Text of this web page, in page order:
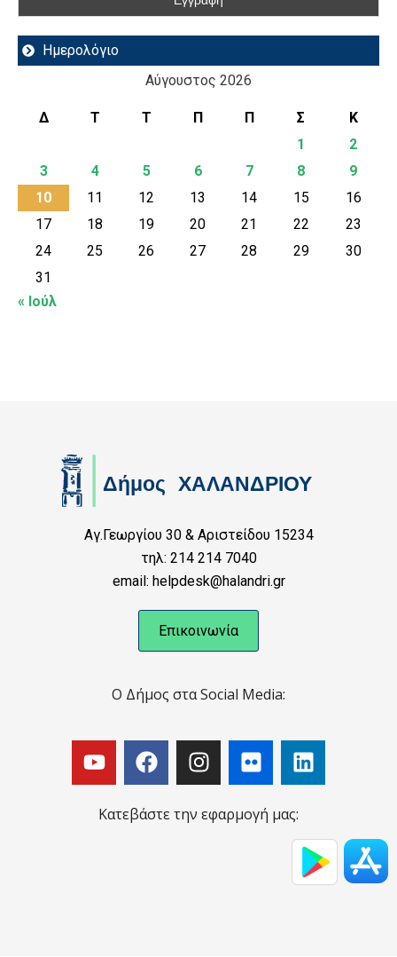
Ημερολόγιο
Αύγουστος 2026
Δ Τ Τ Π Π Σ
Κ
1
2
3
4 5 6 7 8
9
10
11 12 13 14 15
16
17
18 19 20 21 22
23
24
25 26 27 28 29
30
31
« Ιούλ
Αγ.Γεωργίου 30 & Αριστείδου 15234
τηλ: 214 214 7040
email: helpdesk@halandri.gr
Επικοινωνία
Ο Δήμος στα Social Media:
Κατεβάστε την εφαρμογή μας: